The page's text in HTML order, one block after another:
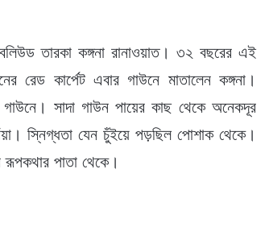
বলিউড তারকা কঙ্গনা রানাওয়াত। ৩২ বছরের এই
রেড কার্পেট এবার গাউনে মাতালেন কঙ্গনা।
সাদা গাউন পায়ের কাছ থেকে অনেকদূর
স্নিগ্ধতা যেন চুঁইয়ে পড়ছিল পোশাক থেকে।
পাতা থেকে।